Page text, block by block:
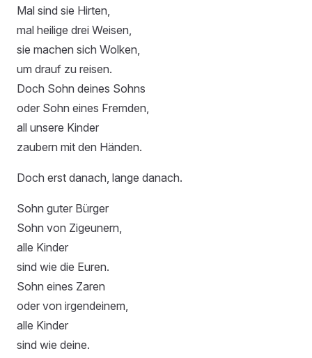
Mal sind sie Hirten,
mal heilige drei Weisen,
sie machen sich Wolken,
um drauf zu reisen.
Doch Sohn deines Sohns
oder Sohn eines Fremden,
all unsere Kinder
zaubern mit den Händen.
Doch erst danach, lange danach.
Sohn guter Bürger
Sohn von Zigeunern,
alle Kinder
sind wie die Euren.
Sohn eines Zaren
oder von irgendeinem,
alle Kinder
sind wie deine.